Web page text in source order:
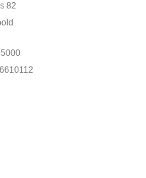
82